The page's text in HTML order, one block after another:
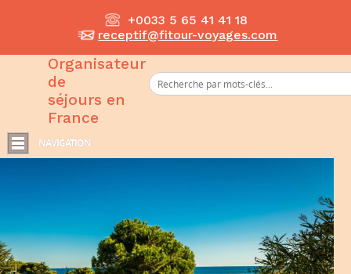
+0033 5 65 41 41 18
receptif@fitour-voyages.com
Organisateur
de
séjours en
France
NAVIGATION